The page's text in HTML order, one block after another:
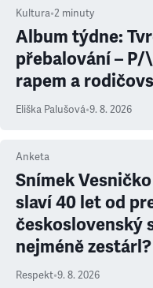
Kultura•2 minuty
Album týdne:
přebalování – P/
rapem a
Eliška Palušová•9. 8. 2026
Anketa
Snímek
slaví 40 let od
československý
nejméně zestárl?
Respekt•9. 8. 2026